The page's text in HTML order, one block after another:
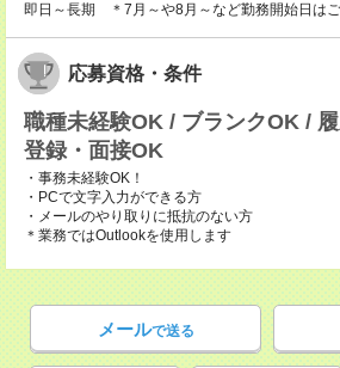
即日～長期 ＊7月～や8月～など勤務開始日はご
応募資格・条件
職種未経験OK / ブランクOK /
登録・面接OK
・事務未経験OK！
・PCで文字入力ができる方
・メールのやり取りに抵抗のない方
＊業務ではOutlookを使用します
メールで送る